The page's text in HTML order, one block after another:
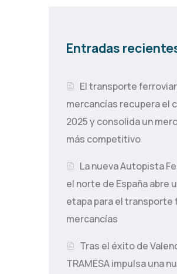
Entradas
El transporte
mercancías recupera el
2025 y consolida un
más competitivo
La nueva Autopista
el norte de España abre
etapa para el transporte
mercancías
Tras el éxito de
TRAMESA impulsa una